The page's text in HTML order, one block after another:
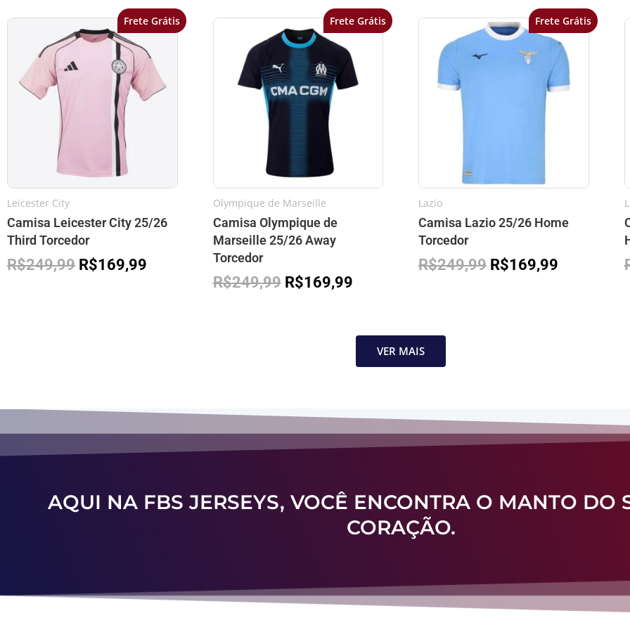
Frete Grátis
Leicester City
Camisa Leicester City 25/26
Third Torcedor
R$249,99
O
preço
original
R$249,99.
R$169,99
O
preço
atual
é:
R$169,99.
Frete Grátis
Olympique de Marseille
Camisa Olympique de
Marseille 25/26 Away
Torcedor
R$249,99
O
preço
original
era:
R$249,99.
R$169,99
O
atual
é:
Frete Grátis
Lazio
Camisa Lazio 25/26 Home
Torcedor
R$249,99
O
preço
original
R$249,99.
R$169,99
O
preço
atual
é:
VER MAIS
AQUI NA FBS JERSEYS, VOCÊ ENCONTRA O MANTO DO
CORAÇÃO.